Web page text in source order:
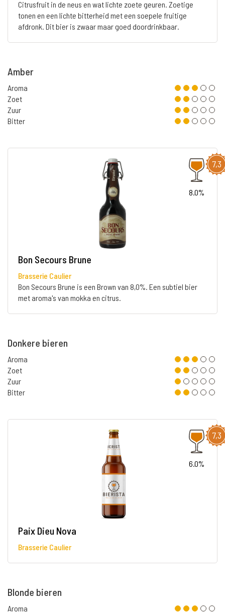
Citrusfruit in de neus en wat lichte zoete geuren. Zoetige
tonen en een lichte bitterheid met een soepele fruitige
afdronk. Dit bier is zwaar maar goed doordrinkbaar.
Amber
Aroma
Zoet
Zuur
Bitter
7,3
8.0%
Bon Secours Brune
Brasserie Caulier
Bon Secours Brune is een Brown van 8,0%. Een subtiel bier
met aroma's van mokka en citrus.
Donkere bieren
Aroma
Zoet
Zuur
Bitter
7,3
6.0%
Paix Dieu Nova
Brasserie Caulier
Blonde bieren
Aroma